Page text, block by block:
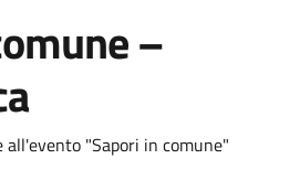
–
all'evento "Sapori in comune"